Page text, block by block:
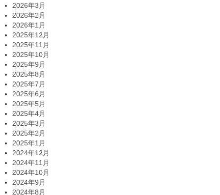
2026年3月
2026年2月
2026年1月
2025年12月
2025年11月
2025年10月
2025年9月
2025年8月
2025年7月
2025年6月
2025年5月
2025年4月
2025年3月
2025年2月
2025年1月
2024年12月
2024年11月
2024年10月
2024年9月
2024年8月